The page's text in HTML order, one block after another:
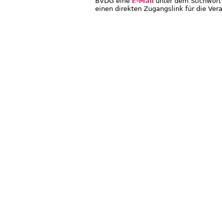
einen direkten Zugangslink für die